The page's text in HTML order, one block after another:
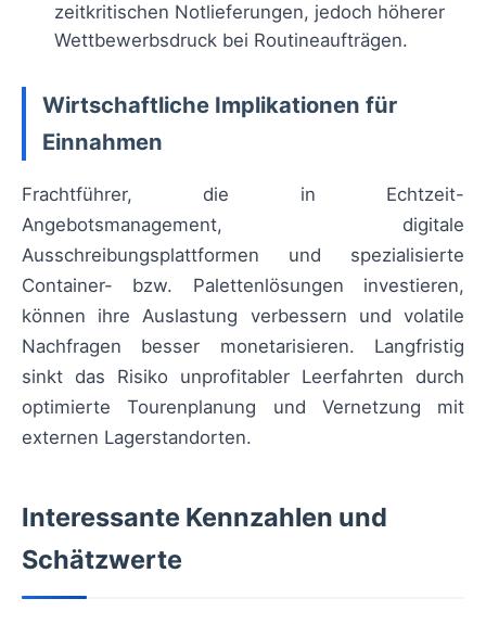
zeitkritischen Notlieferungen, jedoch höherer
Wettbewerbsdruck bei Routineaufträgen.
Wirtschaftliche Implikationen für
Einnahmen
Frachtführer, die in Echtzeit-
Angebotsmanagement, digitale
Ausschreibungsplattformen und spezialisierte
Container- bzw. Palettenlösungen investieren,
können ihre Auslastung verbessern und volatile
Nachfragen besser monetarisieren. Langfristig
sinkt das Risiko unprofitabler Leerfahrten durch
optimierte Tourenplanung und Vernetzung mit
externen Lagerstandorten.
Interessante Kennzahlen und
Schätzwerte